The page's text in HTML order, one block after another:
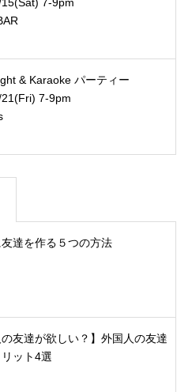
& Karaoke パーティー
7-9pm
達を作る５つの方法
の友達が欲しい？】外国人の友達
ット4選